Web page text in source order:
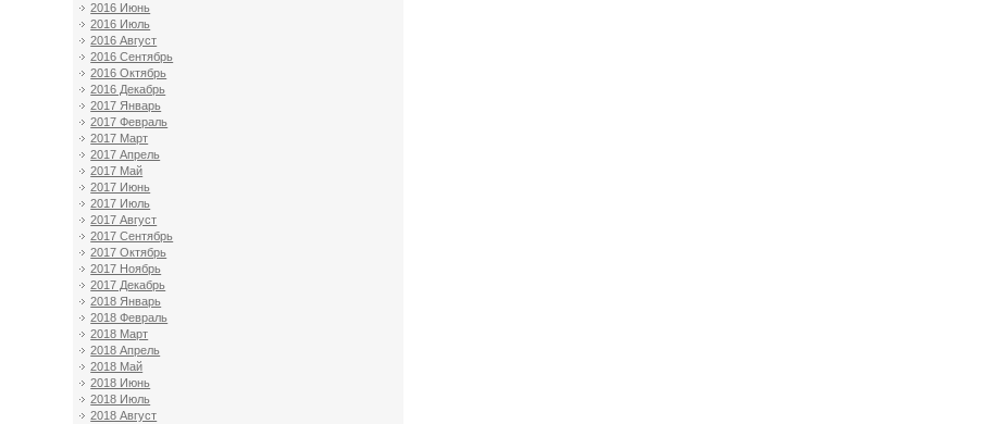
2016 Июнь
2016 Июль
2016 Август
2016 Сентябрь
2016 Октябрь
2016 Декабрь
2017 Январь
2017 Февраль
2017 Март
2017 Апрель
2017 Май
2017 Июнь
2017 Июль
2017 Август
2017 Сентябрь
2017 Октябрь
2017 Ноябрь
2017 Декабрь
2018 Январь
2018 Февраль
2018 Март
2018 Апрель
2018 Май
2018 Июнь
2018 Июль
2018 Август